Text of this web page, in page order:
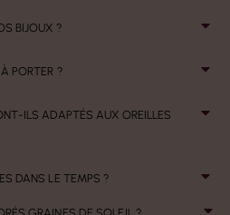
BIJOUX ?
PORTER ?
ILS ADAPTÉS AUX OREILLES
DANS LE TEMPS ?